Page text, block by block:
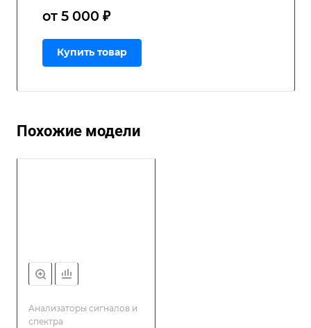
от 5 000 ₽
Купить товар
Похожие модели
Анализаторы сигналов и
спектра